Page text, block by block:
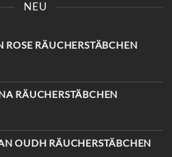
NEU
ROSE RÄUCHERSTÄBCHEN
RÄUCHERSTÄBCHEN
OUDH RÄUCHERSTÄBCHEN